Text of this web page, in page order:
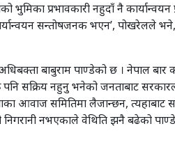
भुमिका प्रभावकारी नहुदाँ नै
सन्तोषजनक भएन’, पोखरेलले
बाबुराम पाण्डेको छ । नेपाल
पनि सक्रिय नहुनु भनेको जनताबाट
आवाज समितिमा लैजान्छन,
निगरानी नभएकाले वेथिति झनै बढेको